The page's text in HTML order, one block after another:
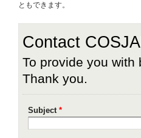
ともできます。